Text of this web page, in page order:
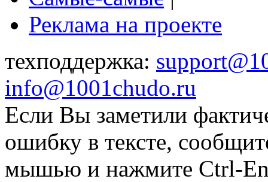
Реклама на проекте
техподдержка:
info@1001chudo.ru
Если Вы заметили
ошибку в тексте,
мышью и нажмите Ctrl-